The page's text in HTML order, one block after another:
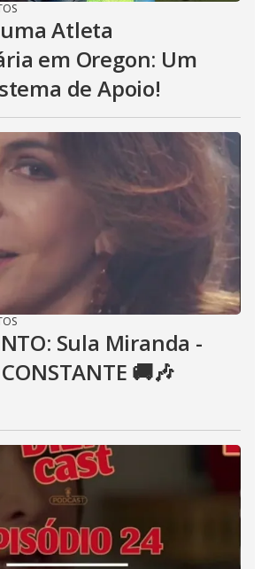
Atleta
em Oregon: Um
de Apoio!
Sula Miranda -
🚚🎶